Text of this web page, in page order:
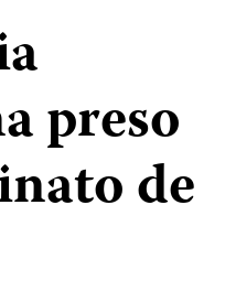
preso
de